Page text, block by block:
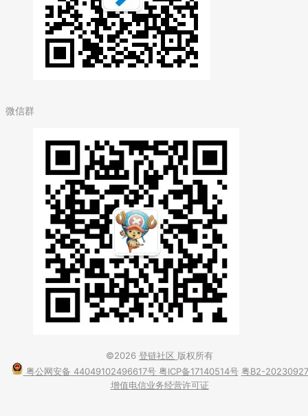
微信群
©2026 登链社区 版权所有
粤公网安备 44049102496617号 粤ICP备17140514号 粤B2-20230927
增值电信业务经营许可证